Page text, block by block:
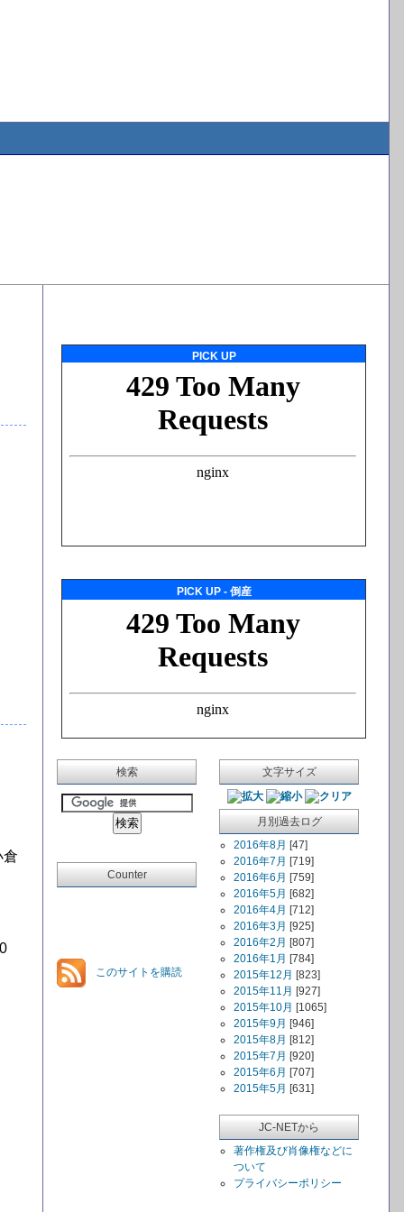
倉
PICK UP
PICK UP - 倒産
検索
Counter
このサイトを購読
文字サイズ
月別過去ログ
2016年8月 [47]
2016年7月 [719]
2016年6月 [759]
2016年5月 [682]
2016年4月 [712]
2016年3月 [925]
2016年2月 [807]
2016年1月 [784]
2015年12月 [823]
2015年11月 [927]
2015年10月 [1065]
2015年9月 [946]
2015年8月 [812]
2015年7月 [920]
2015年6月 [707]
2015年5月 [631]
JC-NETから
著作権及び肖像権などに
ついて
プライバシーポリシー